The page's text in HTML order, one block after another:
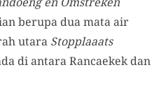
berupa dua mata air
utara Stopplaaats
di antara Rancaekek dan